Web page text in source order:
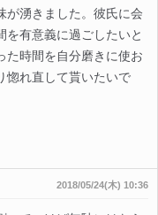
が湧きました。彼氏に会
を有意義に過ごしたいと
た時間を自分磨きに使お
惚れ直して貰いたいで
2018/05/24(木) 10:36